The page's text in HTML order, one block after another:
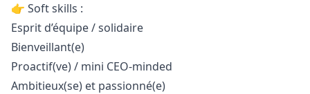
👉 Soft skills :
Esprit d’équipe / solidaire
Bienveillant(e)
Proactif(ve) / mini CEO-minded
Ambitieux(se) et passionné(e)